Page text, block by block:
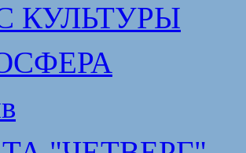
КУЛЬТУРЫ